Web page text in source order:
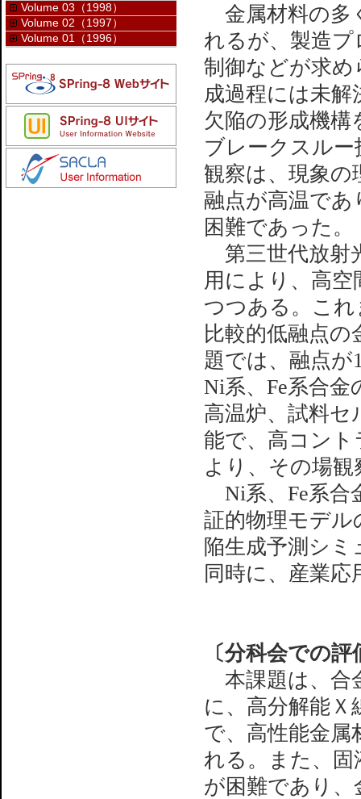
金属材料の多
れるが、製造
制御などが求
成過程には未
欠陥の形成機
ブレークスル
観察は、現象
融点が高温であ
困難であった。
第三世代放射
用により、高
つつある。これ
比較的低融点
題では、融点
Ni系、Fe系合
高温炉、試料セ
能で、高コン
より、その場
Ni系、Fe系合
証的物理モデル
陥生成予測シ
同時に、産業
〔分科会での
本課題は、合
に、高分解能
で、高性能金
れる。また、
が困難であり
Volume 03（1998）
Volume 02（1997）
Volume 01（1996）